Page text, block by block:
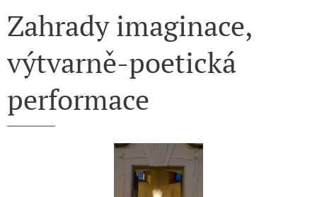
Zahrady imaginace,
výtvarně-poetická
performace